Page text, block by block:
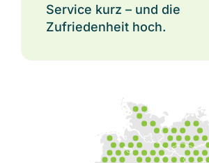
Service kurz – und die
Zufriedenheit hoch.